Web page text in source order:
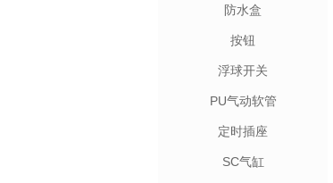
防水盒
按钮
浮球开关
PU气动软管
定时插座
SC气缸